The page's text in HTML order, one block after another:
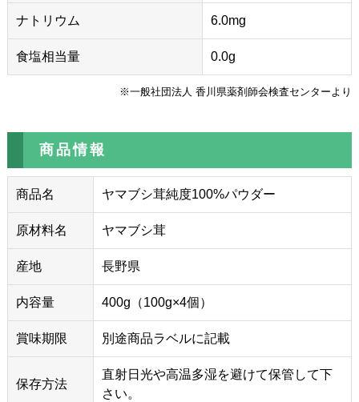
ナトリウム 6.0mg
食塩相当量 0.0g
※一般社団法人 香川県薬剤師会検査センターより
商品情報
商品名 ヤマブシ茸純度100%パウダー
原材料名 ヤマブシ茸
産地 長野県
内容量 400g（100g×4個）
賞味期限 別途商品ラベルに記載
保存方法
直射日光や高温多湿を避けて保管して下
さい。